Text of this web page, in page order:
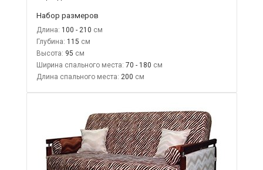
Набор размеров
Длина: 100 - 210
Глубина: 115
Высота: 95
Ширина спального места: 70 - 180
Длина спального места: 200